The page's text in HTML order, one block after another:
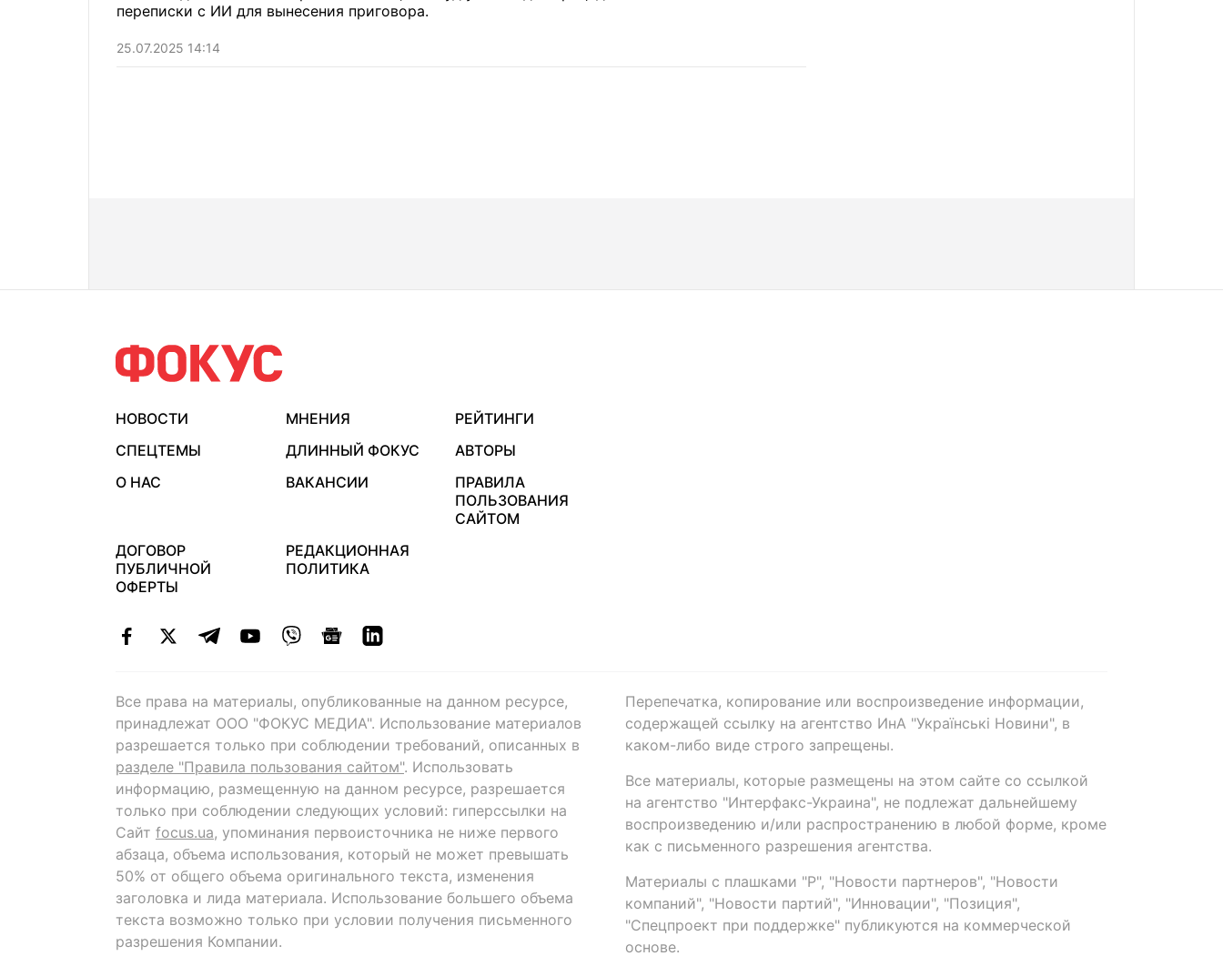
переписки с ИИ для вынесения приговора.
25.07.2025 14:14
НОВОСТИ МНЕНИЯ
РЕЙТИНГИ
СПЕЦТЕМЫ
ДЛИННЫЙ ФОКУС
АВТОРЫ
О НАС
ВАКАНСИИ
ПРАВИЛА
ПОЛЬЗОВАНИЯ
САЙТОМ
ДОГОВОР
ПУБЛИЧНОЙ
ОФЕРТЫ
РЕДАКЦИОННАЯ
ПОЛИТИКА
Все права на материалы, опубликованные на данном ресурсе,
принадлежат ООО "ФОКУС МЕДИА". Использование материалов
разрешается только при соблюдении требований, описанных в
разделе "Правила пользования сайтом". Использовать
информацию, размещенную на данном ресурсе, разрешается
только при соблюдении следующих условий: гиперссылки на
Сайт focus.ua, упоминания первоисточника не ниже первого
абзаца, объема использования, который не может превышать
50% от общего объема оригинального текста, изменения
заголовка и лида материала. Использование большего объема
текста возможно только при условии получения письменного
разрешения Компании.
Перепечатка, копирование или воспроизведение информации,
содержащей ссылку на агентство ИнА "Українські Новини", в
каком-либо виде строго запрещены.
Все материалы, которые размещены на этом сайте со ссылкой
на агентство "Интерфакс-Украина", не подлежат дальнейшему
воспроизведению и/или распространению в любой форме, кроме
как с письменного разрешения агентства.
Материалы с плашками "Р", "Новости партнеров", "Новости
компаний", "Новости партий", "Инновации", "Позиция",
"Спецпроект при поддержке" публикуются на коммерческой
основе.